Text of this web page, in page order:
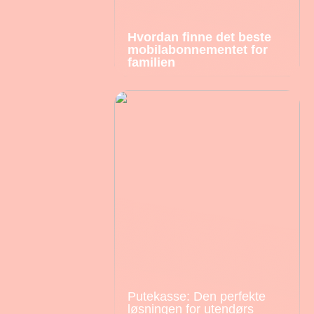
Hvordan finne det beste
mobilabonnementet for
familien
Putekasse: Den perfekte
løsningen for utendørs